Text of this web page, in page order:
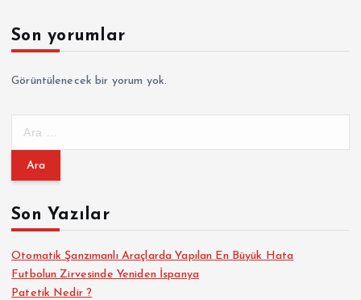
Son yorumlar
Görüntülenecek bir yorum yok.
m
:Son Yazılar
Otomatik Şanzımanlı Araçlarda Yapılan En Büyük Hata
Futbolun Zirvesinde Yeniden İspanya
Patetik Nedir ?